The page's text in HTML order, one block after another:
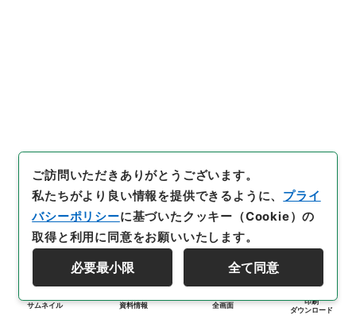
サムネイル 資料情報 全画面
印刷
ダウンロード
ご訪問いただきありがとうございます。
私たちがより良い情報を提供できるように、 プライ
バシーポリシーに基づいたクッキー（Cookie）の
取得と利用に同意をお願いいたします。
必要最小限 全て同意